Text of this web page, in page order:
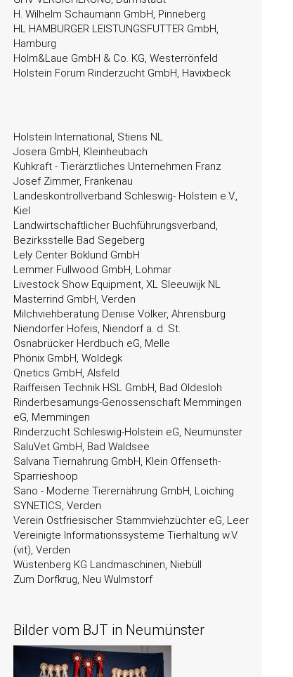
H. Wilhelm Schaumann GmbH, Pinneberg
HL HAMBURGER LEISTUNGSFUTTER GmbH,
Hamburg
Holm&Laue GmbH & Co. KG, Westerrönfeld
Holstein Forum Rinderzucht GmbH, Havixbeck
Holstein International, Stiens NL
Josera GmbH, Kleinheubach
Kuhkraft - Tierärztliches Unternehmen Franz
Josef Zimmer, Frankenau
Landeskontrollverband Schleswig- Holstein e.V.,
Kiel
Landwirtschaftlicher Buchführungsverband,
Bezirksstelle Bad Segeberg
Lely Center Böklund GmbH
Lemmer Fullwood GmbH, Lohmar
Livestock Show Equipment, XL Sleeuwijk NL
Masterrind GmbH, Verden
Milchviehberatung Denise Völker, Ahrensburg
Niendorfer Hofeis, Niendorf a. d. St.
Osnabrücker Herdbuch eG, Melle
Phönix GmbH, Woldegk
Qnetics GmbH, Alsfeld
Raiffeisen Technik HSL GmbH, Bad Oldesloh
Rinderbesamungs-Genossenschaft Memmingen
eG, Memmingen
Rinderzucht Schleswig-Holstein eG, Neumünster
SaluVet GmbH, Bad Waldsee
Salvana Tiernahrung GmbH, Klein Offenseth-
Sparrieshoop
Sano - Moderne Tierernährung GmbH, Loiching
SYNETICS, Verden
Verein Ostfriesischer Stammviehzüchter eG, Leer
Vereinigte Informationssysteme Tierhaltung w.V.
(vit), Verden
Wüstenberg KG Landmaschinen, Niebüll
Zum Dorfkrug, Neu Wulmstorf
Bilder vom BJT in Neumünster